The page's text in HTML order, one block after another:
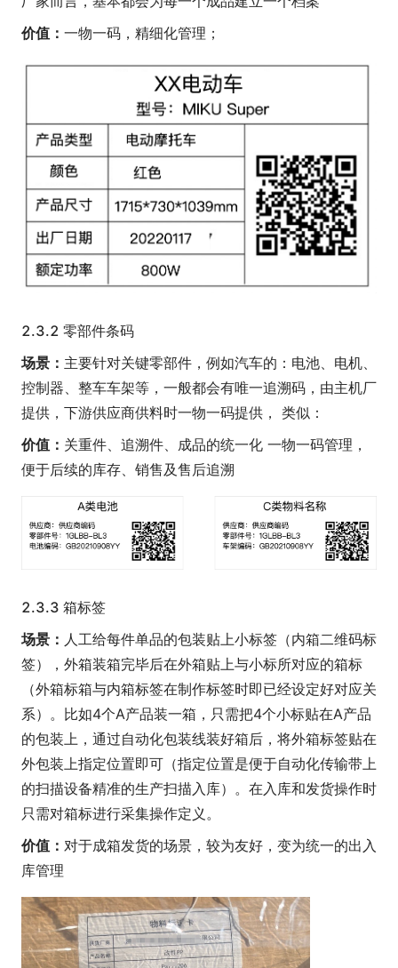
价值： 一物一码，精细化管理；
2.3.2 零部件条码
场景： 主要针对关键零部件，例如汽车的：电池、电机、
控制器、整车车架等，一般都会有唯一追溯码，由主机厂
提供，下游供应商供料时一物一码提供， 类似：
价值： 关重件、追溯件、成品的统一化 一物一码管理，
便于后续的库存、销售及售后追溯
2.3.3 箱标签
场景： 人工给每件单品的包装贴上小标签（内箱二维码标
签），外箱装箱完毕后在外箱贴上与小标所对应的箱标
（外箱标箱与内箱标签在制作标签时即已经设定好对应关
系）。比如4个A产品装一箱，只需把4个小标贴在A产品
的包装上，通过自动化包装线装好箱后，将外箱标签贴在
外包装上指定位置即可（指定位置是便于自动化传输带上
的扫描设备精准的生产扫描入库）。在入库和发货操作时
只需对箱标进行采集操作定义。
价值： 对于成箱发货的场景，较为友好，变为统一的出入
库管理